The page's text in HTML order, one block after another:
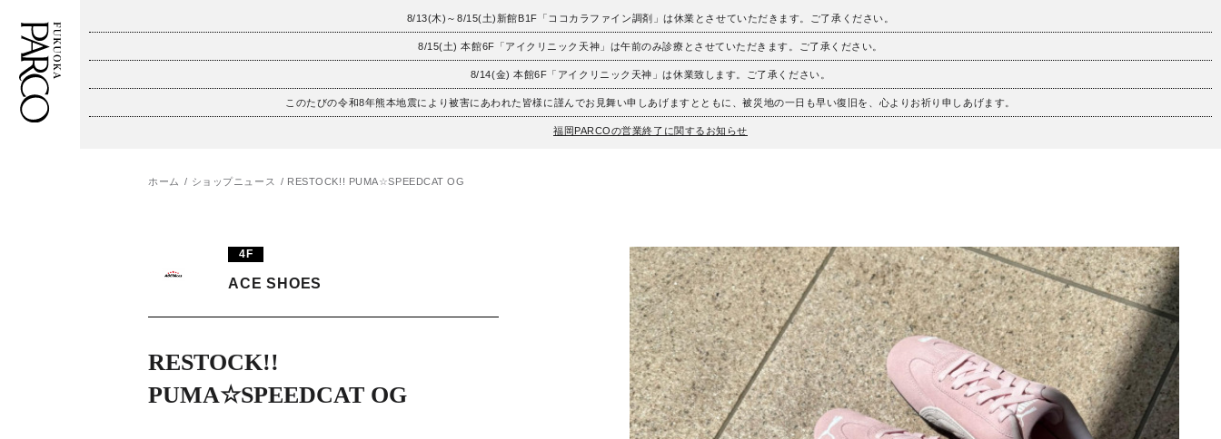
8/13(木)～8/15(土)新館B1F「ココカラファイン調剤」は休業とさせていただきます。ご了承ください。
8/15(土) 本館6F「アイクリニック天神」は午前のみ診療とさせていただきます。ご了承ください。
8/14(金) 本館6F「アイクリニック天神」は休業致します。ご了承ください。
このたびの令和8年熊本地震により被害にあわれた皆様に謹んでお見舞い申しあげますとともに、被災地の一日も早い復旧を、心よりお祈り申しあげます。
福岡PARCOの営業終了に関するお知らせ
施設案内・アクセス
TAX FREE
ホーム ショップニュース RESTOCK!! PUMA☆SPEEDCAT OG
4F
ACE SHOES
RESTOCK!!
PUMA☆SPEEDCAT OG